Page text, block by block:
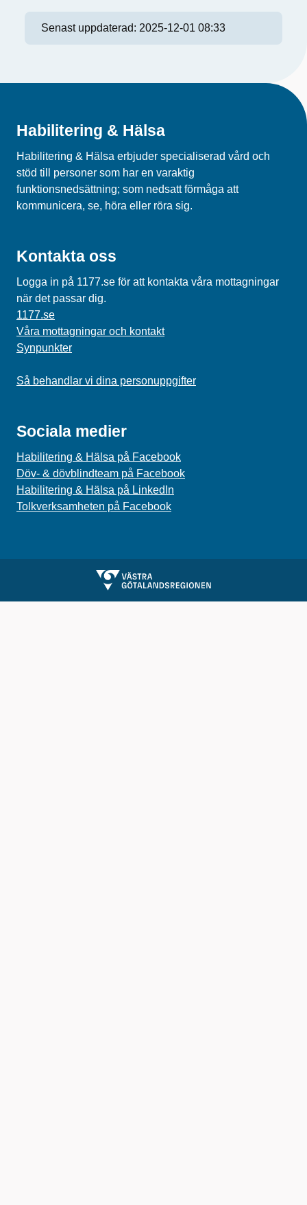
Senast uppdaterad: 2025-12-01 08:33
Habilitering & Hälsa
Habilitering & Hälsa erbjuder specialiserad vård och
stöd till personer som har en varaktig
funktionsnedsättning; som nedsatt förmåga att
kommunicera, se, höra eller röra sig.
Kontakta oss
Logga in på 1177.se för att kontakta våra mottagningar
när det passar dig.
1177.se
Våra mottagningar och kontakt
Synpunkter
Så behandlar vi dina personuppgifter
Sociala medier
Habilitering & Hälsa på Facebook
Döv- & dövblindteam på Facebook
Habilitering & Hälsa på LinkedIn
Tolkverksamheten på Facebook